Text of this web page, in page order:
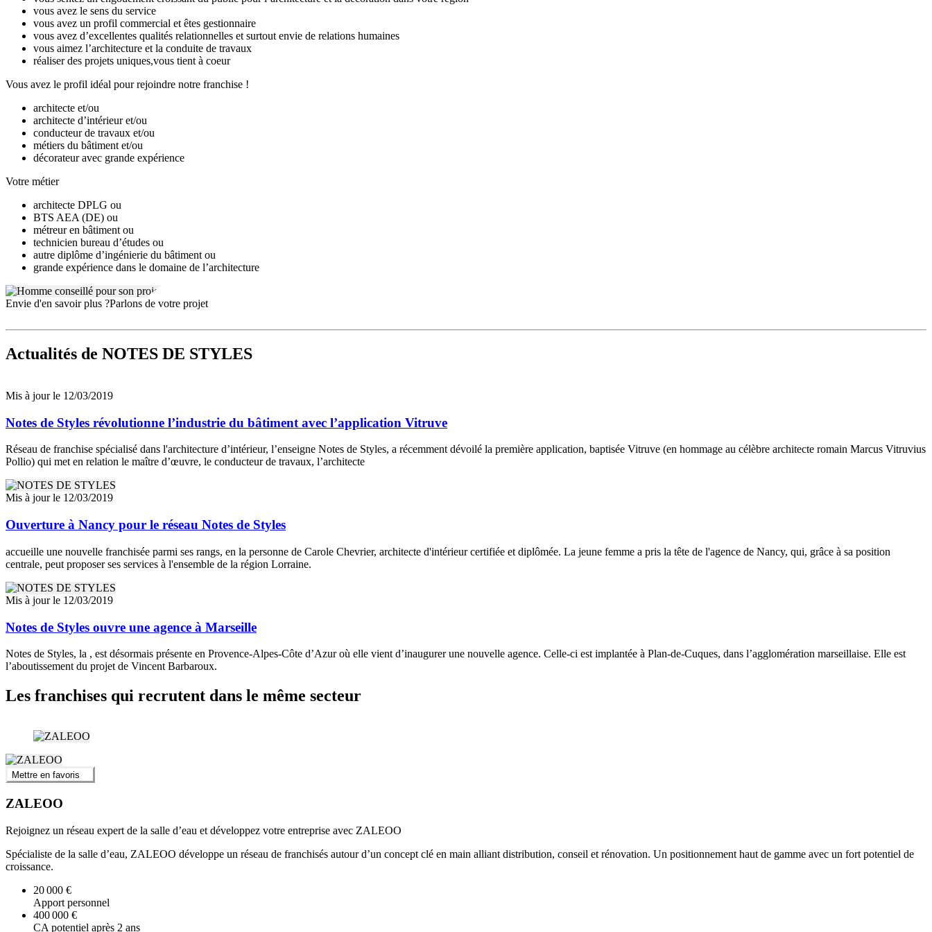
d’autres actions.
Chaque année 1% des bénéfices du groupe Notes de Styles est reversé à l’association WWF.
vous avez le sens du service
vous avez un profil commercial et êtes gestionnaire
vous avez d’excellentes qualités relationnelles et surtout envie de relations humaines
vous aimez l’architecture et la conduite de travaux
réaliser des projets uniques,vous tient à coeur
Vous avez le profil idéal pour rejoindre notre franchise !
architecte et/ou
architecte d’intérieur et/ou
conducteur de travaux et/ou
métiers du bâtiment et/ou
décorateur avec grande expérience
Votre métier
architecte DPLG ou
BTS AEA (DE) ou
métreur en bâtiment ou
technicien bureau d’études ou
autre diplôme d’ingénierie du bâtiment ou
grande expérience dans le domaine de l’architecture
Envie d'en savoir plus ?Parlons de votre projet
Actualités de NOTES DE STYLES
Mis à jour le 12/03/2019
Notes de Styles révolutionne l’industrie du bâtiment avec l’application Vitruve
Réseau de franchise spécialisé dans l'architecture d’intérieur, l’enseigne Notes de Styles, a récemment dévoilé la première application, baptisée Vitruve (en hommage au célèbre architecte romain Marcus Vitruvius
Pollio) qui met en relation le maître d’œuvre, le conducteur de travaux, l’architecte
Mis à jour le 12/03/2019
Ouverture à Nancy pour le réseau Notes de Styles
accueille une nouvelle franchisée parmi ses rangs, en la personne de Carole Chevrier, architecte d'intérieur certifiée et diplômée. La jeune femme a pris la tête de l'agence de Nancy, qui, grâce à sa position
centrale, peut proposer ses services à l'ensemble de la région Lorraine.
Mis à jour le 12/03/2019
Notes de Styles ouvre une agence à Marseille
Notes de Styles, la , est désormais présente en Provence-Alpes-Côte d’Azur où elle vient d’inaugurer une nouvelle agence. Celle-ci est implantée à Plan-de-Cuques, dans l’agglomération marseillaise. Elle est
l’aboutissement du projet de Vincent Barbaroux.
Les franchises qui recrutent dans le même secteur
Mettre en favoris
ZALEOO
Rejoignez un réseau expert de la salle d’eau et développez votre entreprise avec ZALEOO
Spécialiste de la salle d’eau, ZALEOO développe un réseau de franchisés autour d’un concept clé en main alliant distribution, conseil et rénovation. Un positionnement haut de gamme avec un fort potentiel de
croissance.
20 000 €
Apport personnel
400 000 €
CA potentiel après 2 ans